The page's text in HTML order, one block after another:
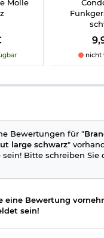
Molle
nicht
Bewertungen für "
large schwarz"
sein! Bitte schreiben Sie
eine Bewertung
sein!